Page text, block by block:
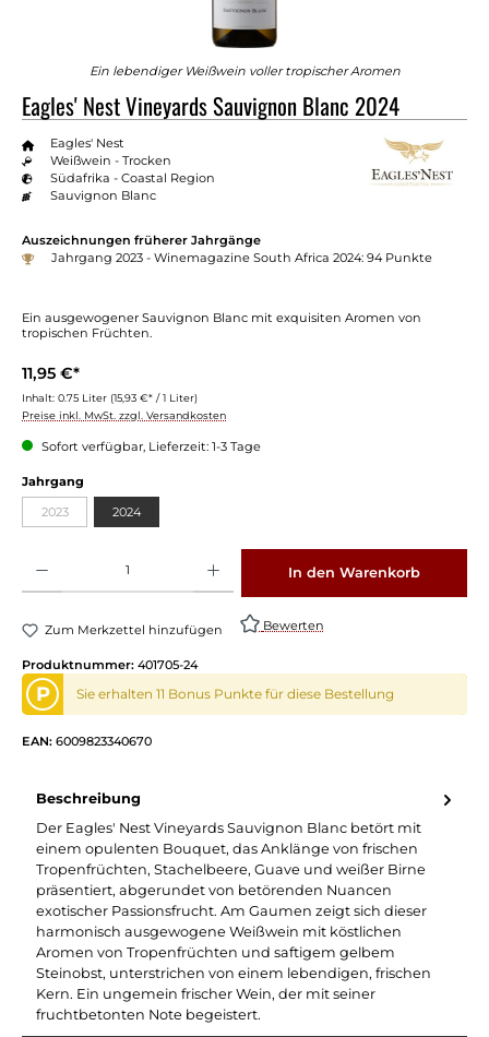
Ein lebendiger Weißwein voller tropischer Aromen
Eagles' Nest Vineyards Sauvignon Blanc 2024
Eagles' Nest
Weißwein - Trocken
Südafrika - Coastal Region
Sauvignon Blanc
Auszeichnungen früherer Jahrgänge
Jahrgang 2023 - Winemagazine South Africa 2024: 94 Punkte
Ein ausgewogener Sauvignon Blanc mit exquisiten Aromen von
tropischen Früchten.
11,95 €*
Inhalt: 0.75 Liter (15,93 €* / 1 Liter)
Preise inkl. MwSt. zzgl. Versandkosten
Sofort verfügbar, Lieferzeit: 1-3 Tage
Jahrgang
2023 2024
In den Warenkorb
Zum Merkzettel hinzufügen Bewerten
Produktnummer: 401705-24
P Sie erhalten 11 Bonus Punkte für diese Bestellung
EAN: 6009823340670
Beschreibung
Der Eagles' Nest Vineyards Sauvignon Blanc betört mit
einem opulenten Bouquet, das Anklänge von frischen
Tropenfrüchten, Stachelbeere, Guave und weißer Birne
präsentiert, abgerundet von betörenden Nuancen
exotischer Passionsfrucht. Am Gaumen zeigt sich dieser
harmonisch ausgewogene Weißwein mit köstlichen
Aromen von Tropenfrüchten und saftigem gelbem
Steinobst, unterstrichen von einem lebendigen, frischen
Kern. Ein ungemein frischer Wein, der mit seiner
fruchtbetonten Note begeistert.